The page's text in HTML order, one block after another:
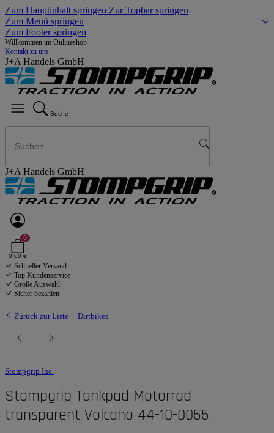
Zum Hauptinhalt springen Zur Topbar springen
Zum Menü springen
Zum Footer springen
Willkommen im Onlineshop
Kontakt zu uns
J+A Handels GmbH
Suche
J+A Handels GmbH
0
0,00 €
Schneller Versand
Top Kundenservice
Große Auswahl
Sicher bezahlen
Zurück zur Liste Dirtbikes
Stompgrip Inc.
Stompgrip Tankpad Motorrad
transparent Volcano 44-10-0055